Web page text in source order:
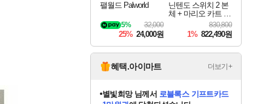
팰월드 Palworld
32,000
5%
25% 24,000원
닌텐도 스위치 2 본
체 + 마리오 카트 월
드 + 슈퍼 마리오 파
티 잼버리 닌텐도
스위치 2 에디션 +
잼버리 TV 번들
830,800
1% 822,490원
혜택.아이마트 더보기+
1만원권에 당첨되셨습니다.